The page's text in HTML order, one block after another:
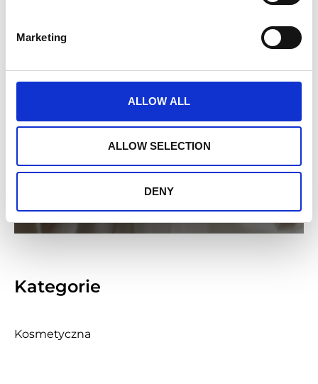
Marketing
ALLOW ALL
ALLOW SELECTION
DENY
Kategorie
Kosmetyczna